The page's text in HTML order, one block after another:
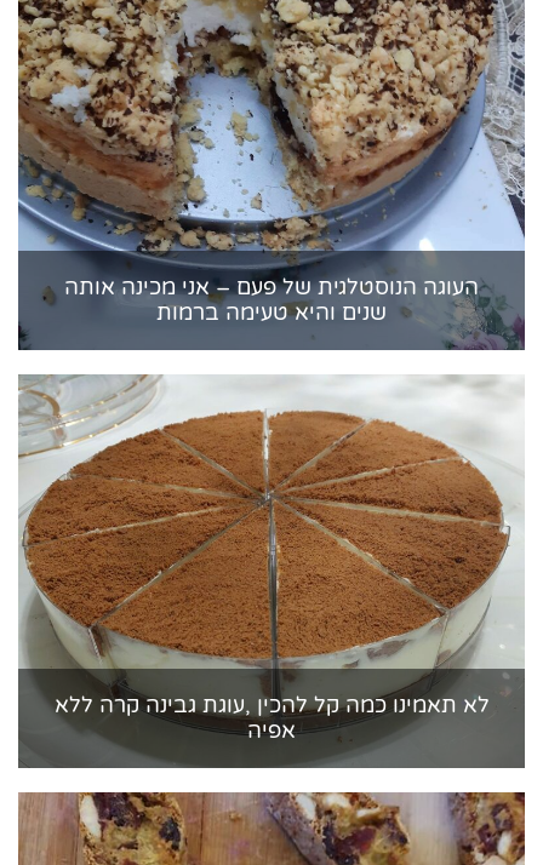
העוגה הנוסטלגית של פעם – אני מכינה אותה
שנים והיא טעימה ברמות
לא תאמינו כמה קל להכין ,עוגת גבינה קרה ללא
אפיה